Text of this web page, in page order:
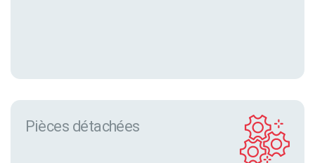
Pièces détachées